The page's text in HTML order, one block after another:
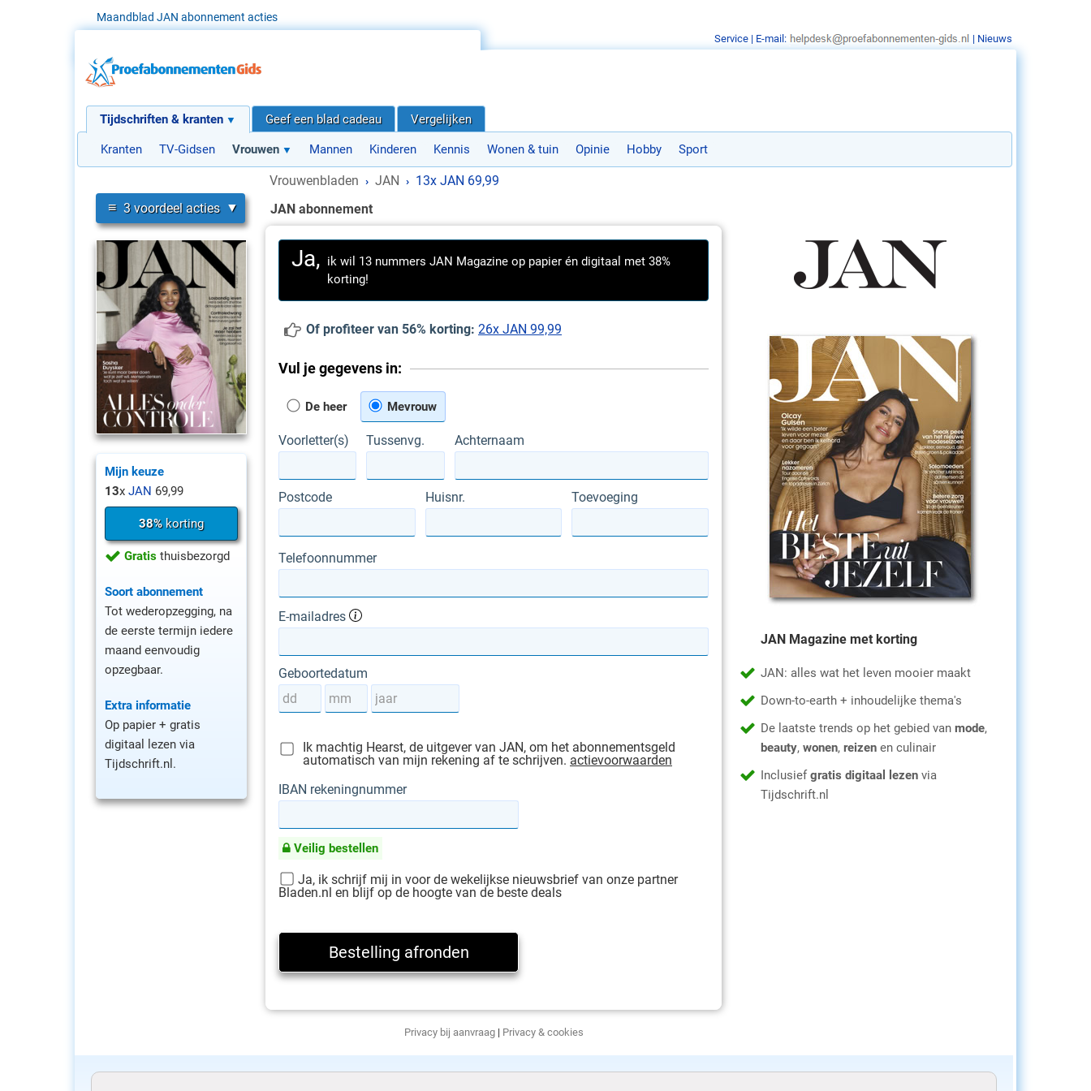
Maandblad JAN abonnement acties
Tijdschriften & kranten
Kranten TV-Gidsen Vrouwen Mannen Kinderen Kennis Wonen & tuin Opinie Hobby Sport
Geef een blad cadeau Vergelijken
Vrouwenbladen › JAN › 13x JAN 69,99
≡ 3 voordeel acties
Mijn keuze
13x JAN 69,99
38%korting
Gratis thuisbezorgd
Soort abonnement
Tot wederopzegging, na
de eerste termijn iedere
maand eenvoudig
opzegbaar.
Extra informatie
Op papier + gratis
digitaal lezen via
Tijdschrift.nl.
JAN abonnement
Ja, ik wil 13 nummers JAN Magazine op papier én digitaal met 38%
korting!
Of profiteer van 56% korting: 26x JAN 99,99
Vul je gegevens in:
De heer Mevrouw
Voorletter(s) Tussenvg. Achternaam
Postcode Huisnr. Toevoeging
Telefoonnummer
E-mailadres
Geboortedatum
Ik machtig Hearst, de uitgever van JAN, om het abonnementsgeld
automatisch van mijn rekening af te schrijven. actievoorwaarden
IBAN rekeningnummer
Veilig bestellen
Ja, ik schrijf mij in voor de wekelijkse nieuwsbrief van onze partner
Bladen.nl en blijf op de hoogte van de beste deals
Privacy bij aanvraag| Privacy & cookies
JAN Magazine met korting
JAN: alles wat het leven mooier maakt
Down-to-earth + inhoudelijke thema's
De laatste trends op het gebied van mode,
beauty, wonen, reizen en culinair
Inclusiefgratis digitaal lezen via
Tijdschrift.nl
Service | E-mail: | Nieuws